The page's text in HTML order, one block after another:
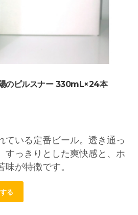
のピルスナー 330mL×24本
ている定番ビール。透き通っ
すっきりとした爽快感と、ホ
が特徴です。
る